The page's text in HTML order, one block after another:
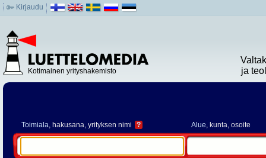
Kirjaudu
Kotimainen yrityshakemisto
ja
Toimiala, hakusana, yrityksen nimi ? Alue, kunta, osoite